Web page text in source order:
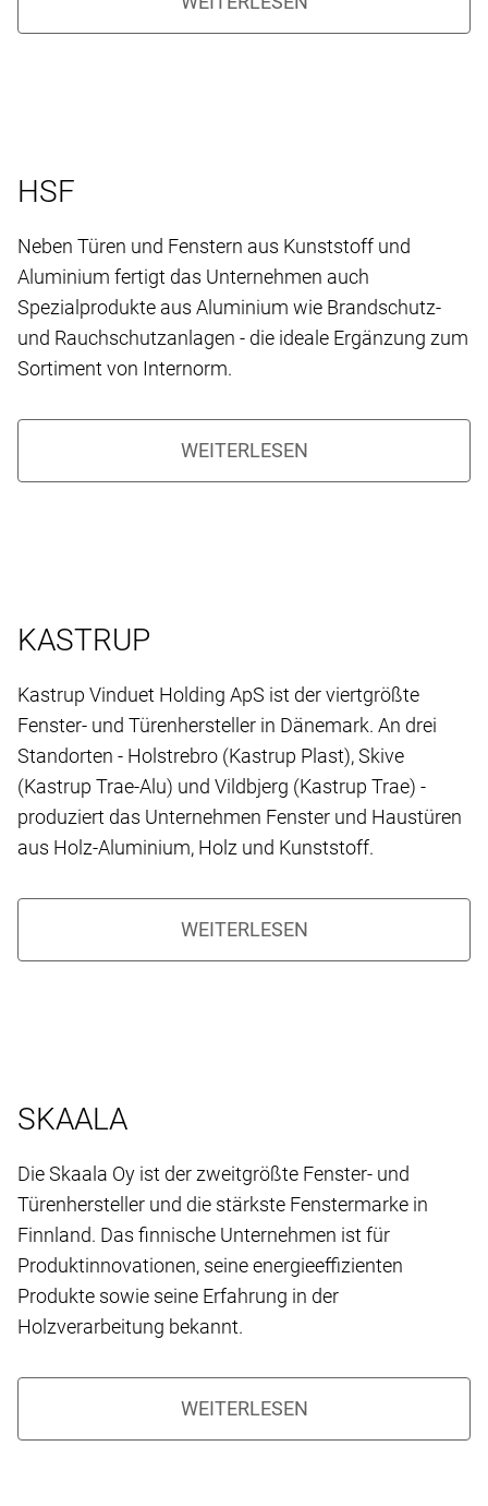
HSF
Neben Türen und Fenstern aus Kunststoff und
Aluminium fertigt das Unternehmen auch
Spezialprodukte aus Aluminium wie Brandschutz-
und Rauchschutzanlagen - die ideale Ergänzung zum
Sortiment von Internorm.
KASTRUP
Kastrup Vinduet Holding ApS ist der viertgrößte
Fenster- und Türenhersteller in Dänemark. An drei
Standorten - Holstrebro (Kastrup Plast), Skive
(Kastrup Trae-Alu) und Vildbjerg (Kastrup Trae) -
produziert das Unternehmen Fenster und Haustüren
aus Holz-Aluminium, Holz und Kunststoff.
SKAALA
Die Skaala Oy ist der zweitgrößte Fenster- und
Türenhersteller und die stärkste Fenstermarke in
Finnland. Das finnische Unternehmen ist für
Produktinnovationen, seine energieeffizienten
Produkte sowie seine Erfahrung in der
Holzverarbeitung bekannt.